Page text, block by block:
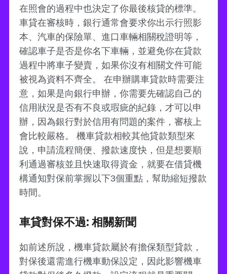
在照會的過程中也決定了你最後核貸的標準。
車貸在審核時，銀行通常會要求你出示行照影
本、汽車的保險單、進口車輛相關稅證明等，
確認車子是否是你名下車輛，並避免你在貸款
過程中將車子變賣，如果你沒有相關文件可能
被視為資料不齊全。 在申辦購車貸款時需要注
意，如果是向銀行申辦，你需要先確認自己的
信用狀況是否有不良或瑕疵的紀錄，才可以申
辦，因為銀行對於信用有問題的案件，審核上
會比較嚴格。 機車貸款相較其他貸款類型來
說，申請流程簡便、撥款速度快，但是想要順
利通過審核並且快速取得資金，就要在借貸機
構通知對保前掌握以下3個重點，幫助縮短撥款
時間。
車貸對保不過: 相關新聞
如前述所說，機車貸款屬於有擔保類型貸款，
對保後還需進行機車動保設定，因此影響機車